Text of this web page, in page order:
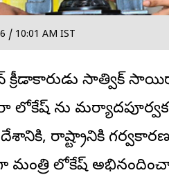
/ 10:01 AM IST
క్రీడాకారుడు సాత్విక్
లోకేష్ ను
రాష్ట్రానికి
లోకేష్